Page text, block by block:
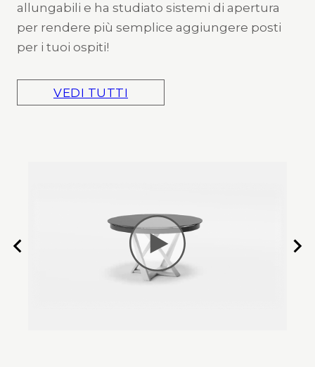
allungabili e ha studiato sistemi di apertura
per rendere più semplice aggiungere posti
per i tuoi ospiti!
VEDI TUTTI